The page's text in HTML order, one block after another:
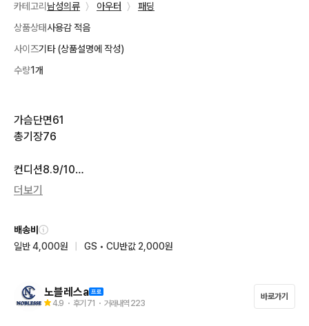
카테고리 남성의류 〉 아우터 〉
패딩
상품상태사용감 적음
사이즈기타 (상품설명에 작성)
수량1개
가슴단면61
총기장76
컨디션8.9/10
너무이뻐요! 믿어주시고 구매해주세요! 감사합니다.
실측사이즈 확인후 주문해주세요
반값 택배비 2000원♡
더보기
배송비
일반 4,000원
GS • CU반값 2,000원
노블레스a
4.9 ・ 후기 71 ・ 거래내역 223
바로가기